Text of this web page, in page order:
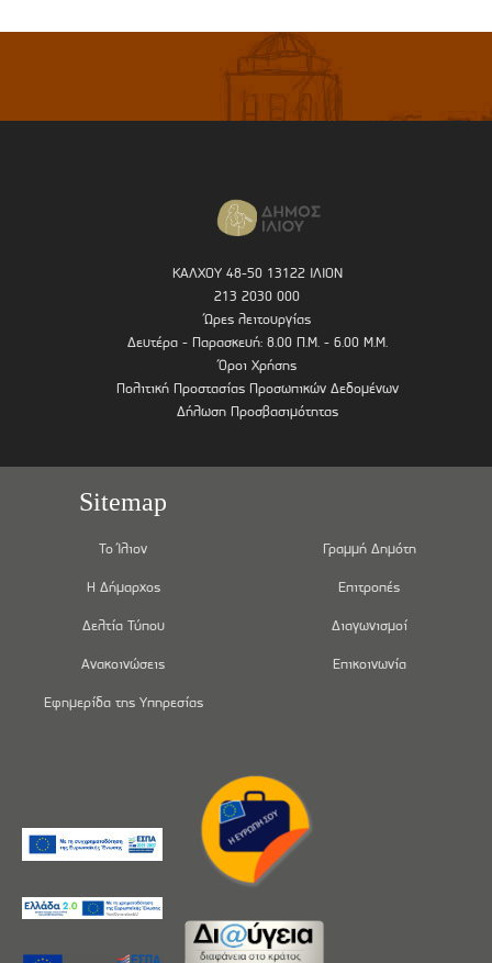
ΚΑΛΧΟΥ 48-50 13122 ΙΛΙΟΝ
213 2030 000
Ώρες λειτουργίας
Δευτέρα - Παρασκευή: 8.00 Π.Μ. - 6.00 Μ.Μ.
Όροι Χρήσης
Πολιτική Προστασίας Προσωπικών Δεδομένων
Δήλωση Προσβασιμότητας
Sitemap
Το Ίλιον
Η Δήμαρχος
Δελτία Τύπου
Ανακοινώσεις
Εφημερίδα της Υπηρεσίας
Γραμμή Δημότη
Επιτροπές
Διαγωνισμοί
Επικοινωνία